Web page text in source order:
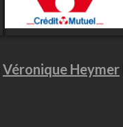
Véronique Heymer